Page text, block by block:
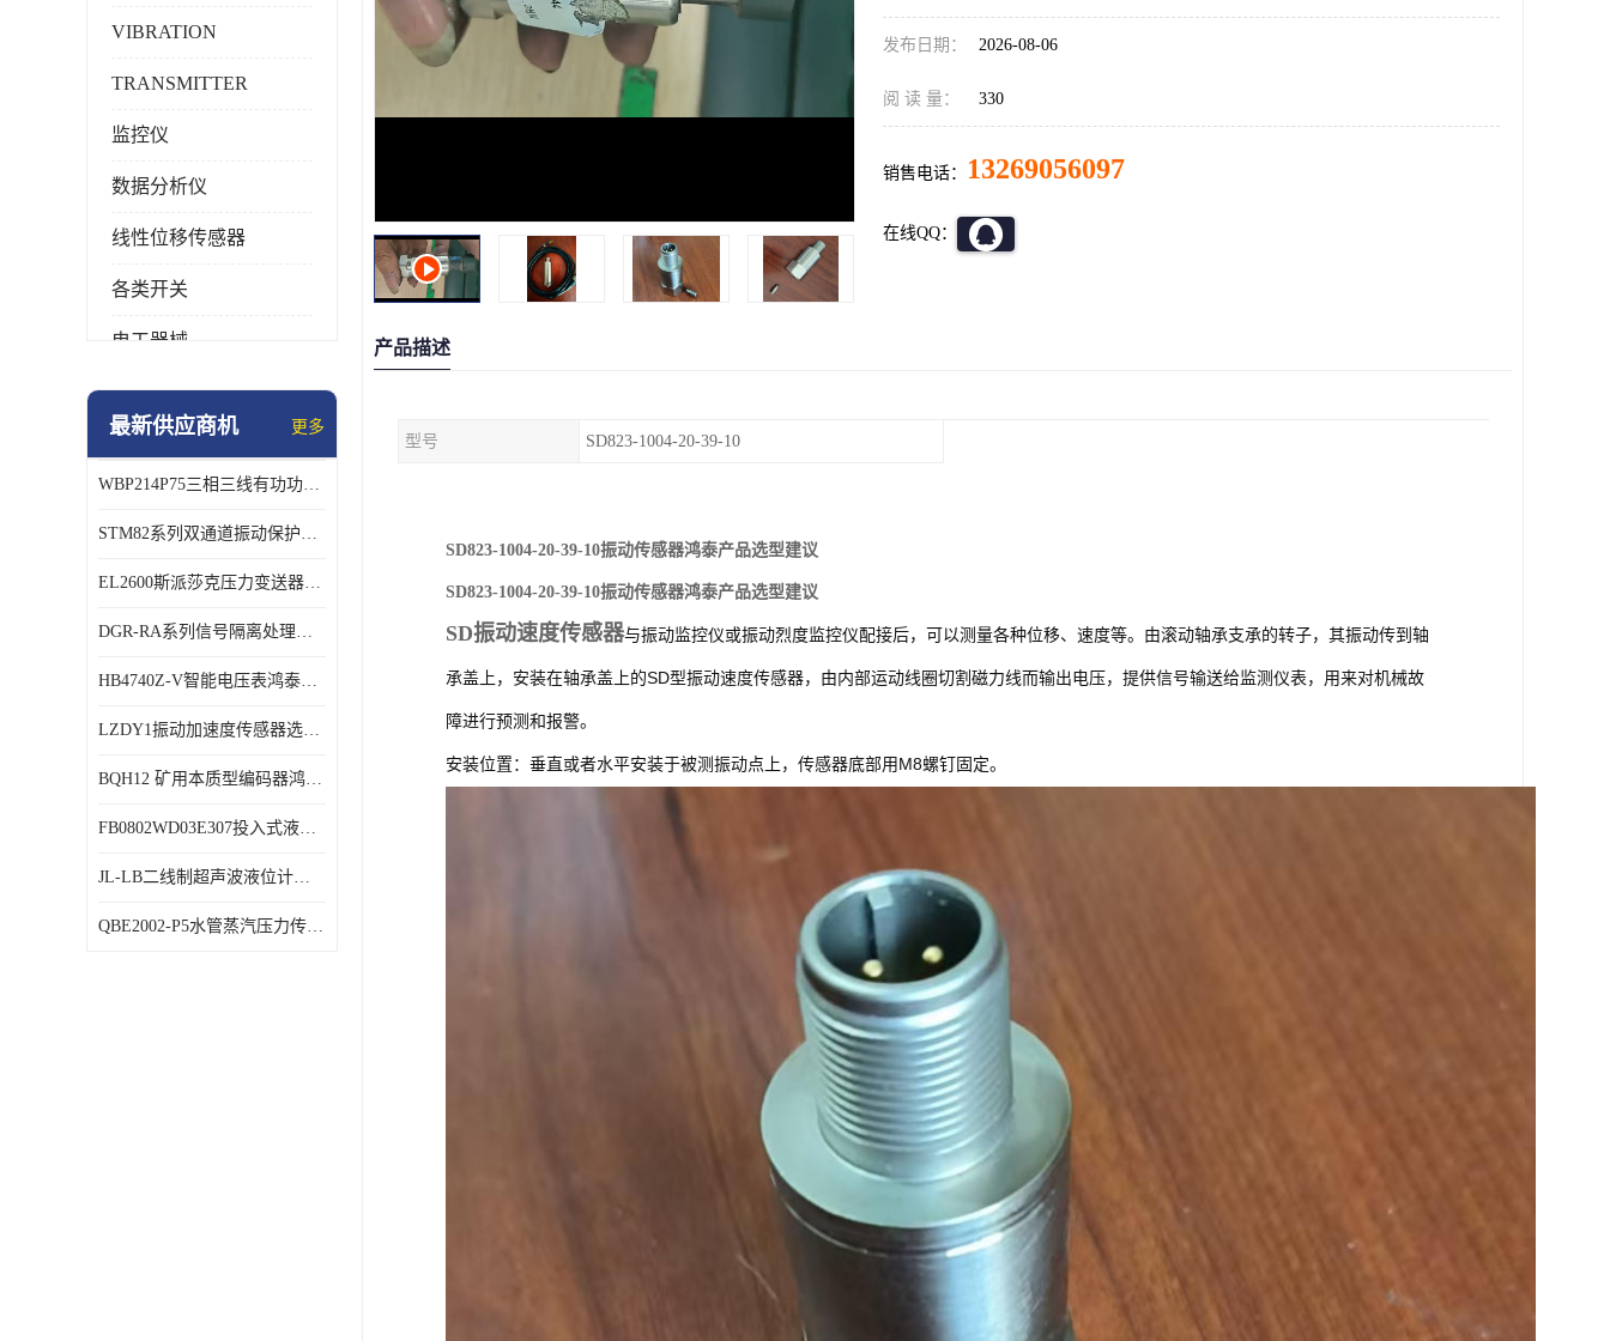
VIBRATION
TRANSMITTER
监控仪
数据分析仪
线性位移传感器
各类开关
电工器械
模块化产品
特殊用处传感器
特殊用途变送器
最新供应商机 更多
WBP214P75三相三线有功功率传感器鸿泰顺达产品稳定性好
STM82系列双通道振动保护表鸿泰产品技术规格
EL2600斯派莎克压力变送器技术规格
DGR-RA系列信号隔离处理器鸿泰产品技术规格
HB4740Z-V智能电压表鸿泰产品外形美观大方
LZDY1振动加速度传感器选型资料
BQH12 矿用本质型编码器鸿泰产品实物展示
FB0802WD03E307投入式液位计鸿泰产品选型参数
JL-LB二线制超声波液位计鸿泰产品外形美观大方
QBE2002-P5水管蒸汽压力传感器西门子产品技术规格
发布日期： 2026-08-06
阅 读 量： 330
销售电话： 13269056097
在线QQ：
产品描述
型号 SD823-1004-20-39-10
SD823-1004-20-39-10振动传感器鸿泰产品选型建议
SD823-1004-20-39-10振动传感器鸿泰产品选型建议
SD振动速度传感器与振动监控仪或振动烈度监控仪配接后，可以测量各种位移、速度等。由滚动轴承支承的转子，其振动传到轴
承盖上，安装在轴承盖上的SD型振动速度传感器，由内部运动线圈切割磁力线而输出电压，提供信号输送给监测仪表，用来对机械故
障进行预测和报警。
安装位置：垂直或者水平安装于被测振动点上，传感器底部用 M8螺钉 固定。